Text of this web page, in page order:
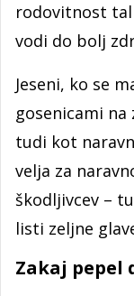
rodovitnost
vodi do bolj
Jeseni, ko se
gosenicami
tudi kot
velja za
škodljivcev –
listi zeljne
Zakaj pepel